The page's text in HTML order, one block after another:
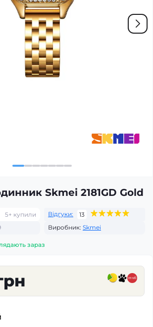
Skmei 2181GD Gold
5+ купили Відгуки:
13
Виробник: Skmei
зараз